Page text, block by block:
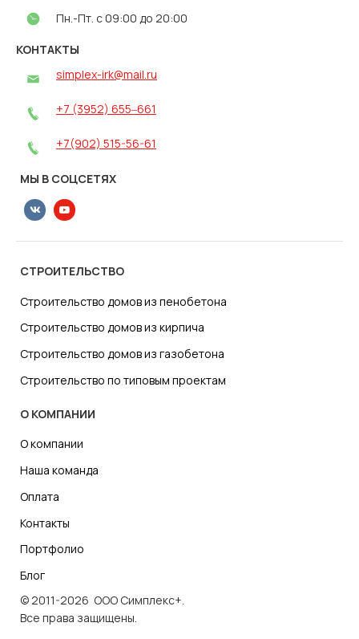
Пн.-Пт. с 09:00 до 20:00
КОНТАКТЫ
simplex-irk@mail.ru
+7 (3952) 655‒661
+7(902) 515-56-61
МЫ В СОЦСЕТЯХ
СТРОИТЕЛЬСТВО
Строительство домов из пенобетона
Строительство домов из кирпича
Строительство домов из газобетона
Строительство по типовым проектам
О КОМПАНИИ
О компании
Наша команда
Оплата
Контакты
Портфолио
Блог
© 2011-2026 ООО Симплекс+.
Все права защищены.